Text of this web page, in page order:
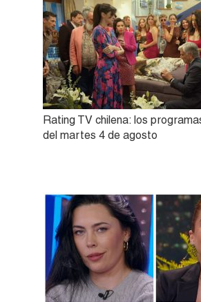
Rating TV chilena: los
del martes 4 de agosto